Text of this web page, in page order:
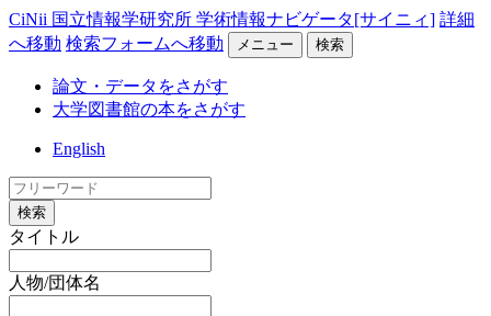
CiNii 国立情報学研究所 学術情報ナビゲータ[サイニィ] 詳細
へ移動 検索フォームへ移動 メニュー 検索
論文・データをさがす
大学図書館の本をさがす
English
検索
タイトル
人物/団体名